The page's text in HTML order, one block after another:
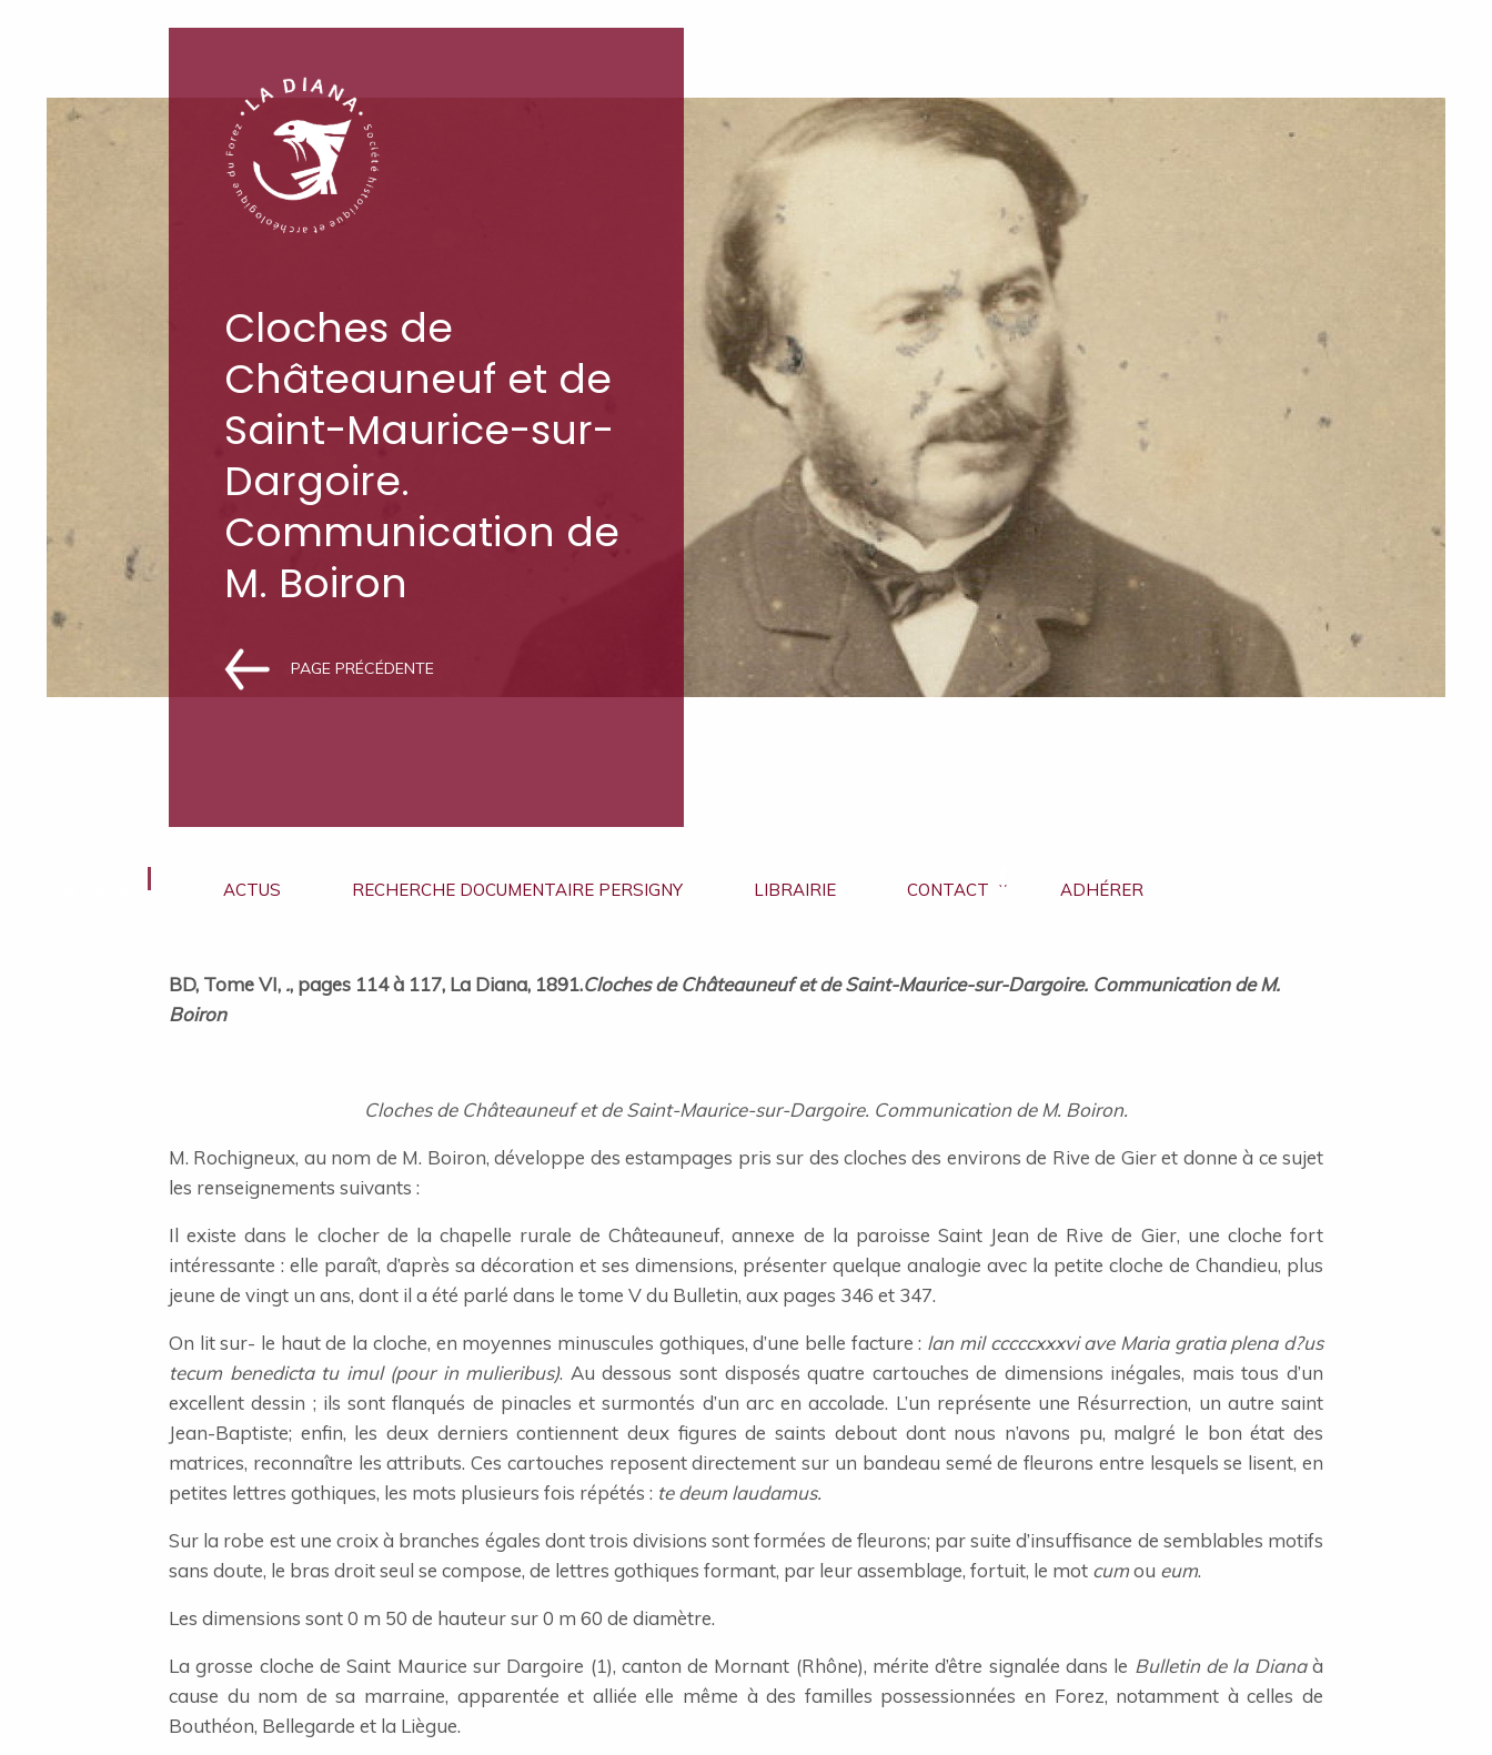
Cloches de
Châteauneuf et de
Saint-Maurice-sur-
Dargoire.
Communication de
M. Boiron
PAGE PRÉCÉDENTE
ACTUS RECHERCHE DOCUMENTAIRE PERSIGNY LIBRAIRIE CONTACT ADHÉRER
BD, Tome VI, ., pages 114 à 117, La Diana, 1891.Cloches de Châteauneuf et de Saint-Maurice-sur-Dargoire. Communication de M.
Boiron
Cloches de Châteauneuf et de Saint-Maurice-sur-Dargoire. Communication de M. Boiron.
M. Rochigneux, au nom de M. Boiron, développe des estampages pris sur des cloches des environs de Rive de Gier et donne à ce sujet
les renseignements suivants :
Il existe dans le clocher de la chapelle rurale de Châteauneuf, annexe de la paroisse Saint Jean de Rive de Gier, une cloche fort
intéressante : elle paraît, d’après sa décoration et ses dimensions, présenter quelque analogie avec la petite cloche de Chandieu, plus
jeune de vingt un ans, dont il a été parlé dans le tome V du Bulletin, aux pages 346 et 347.
On lit sur- le haut de la cloche, en moyennes minuscules gothiques, d’une belle facture : lan mil cccccxxxvi ave Maria gratia plena d?us
tecum benedicta tu imul (pour in mulieribus). Au dessous sont disposés quatre cartouches de dimensions inégales, mais tous d’un
excellent dessin ; ils sont flanqués de pinacles et surmontés d’un arc en accolade. L’un représente une Résurrection, un autre saint
Jean-Baptiste; enfin, les deux derniers contiennent deux figures de saints debout dont nous n’avons pu, malgré le bon état des
matrices, reconnaître les attributs. Ces cartouches reposent directement sur un bandeau semé de fleurons entre lesquels se lisent, en
petites lettres gothiques, les mots plusieurs fois répétés : te deum laudamus.
Sur la robe est une croix à branches égales dont trois divisions sont formées de fleurons; par suite d’insuffisance de semblables motifs
sans doute, le bras droit seul se compose, de lettres gothiques formant, par leur assemblage, fortuit, le mot cumou eum.
Les dimensions sont 0 m 50 de hauteur sur 0 m 60 de diamètre.
La grosse cloche de Saint Maurice sur Dargoire (1), canton de Mornant (Rhône), mérite d’être signalée dans le Bulletin de la Dianaà
cause du nom de sa marraine, apparentée et alliée elle même à des familles possessionnées en Forez, notamment à celles de
Bouthéon, Bellegarde et la Liègue.